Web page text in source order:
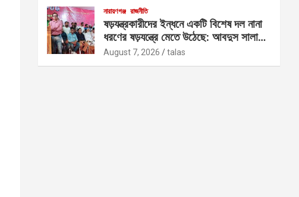
নারায়ণগঞ্জ রাজনীতি
ষড়যন্ত্রকারীদের ইন্ধনে একটি বিশেষ দল নানা
ধরণের ষড়যন্ত্রে মেতে উঠেছে: আবদুস সালাম
আজাদ
August 7, 2026 talas